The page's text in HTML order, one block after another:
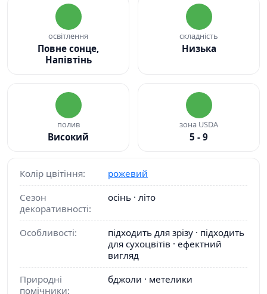
освітлення
Повне сонце,
Напівтінь
складність
Низька
полив
Високий
зона USDA
5 - 9
Колір цвітіння:
рожевий
Сезон
декоративності:
осінь · літо
Особливості:
підходить для зрізу · підходить
для сухоцвітів · ефектний
вигляд
Природні
помічники:
бджоли · метелики